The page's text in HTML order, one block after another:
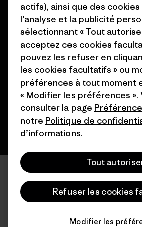
© 2026 Patagonia, Inc. All Rights Reserved.
français
actifs), ainsi que des
l’analyse et la publicité
sélectionnant « Tout
acceptez ces cookies
pouvez les refuser en
les cookies facultatifs » ou
préférences à tout moment
« Modifier les préférences ».
consulter la page
notre Politique de
d’informations.
Tout
Refuser les cookies
Modifier les